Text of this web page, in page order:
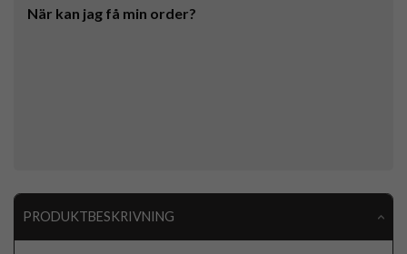
När kan jag få min order?
PRODUKTBESKRIVNING